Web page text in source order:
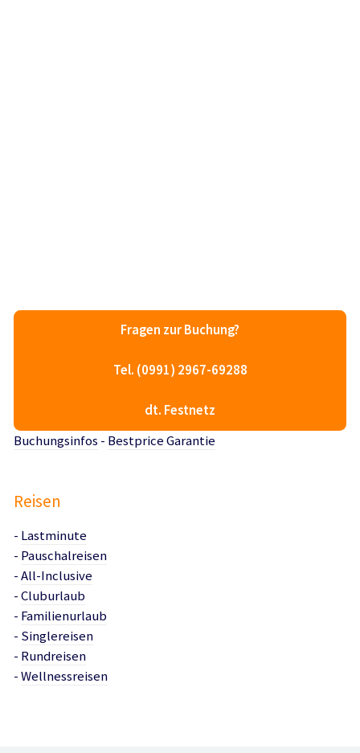
Fragen zur Buchung?
Tel. (0991) 2967-69288
dt. Festnetz
Buchungsinfos - Bestprice Garantie
Reisen
- Lastminute
- Pauschalreisen
-All-Inclusive
-Cluburlaub
- Familienurlaub
- Singlereisen
- Rundreisen
-Wellnessreisen